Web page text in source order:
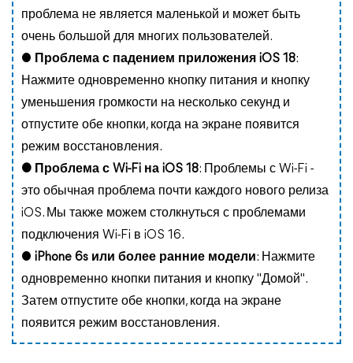
проблема не является маленькой и может быть
очень большой для многих пользователей.
●
Проблема с падением приложения iOS 18:
Нажмите одновременно кнопку питания и кнопку
уменьшения громкости на несколько секунд и
отпустите обе кнопки, когда на экране появится
режим восстановления.
● Проблема с Wi-Fi на iOS 18: Проблемы с Wi-Fi -
это обычная проблема почти каждого нового релиза
iOS. Мы также можем столкнуться с проблемами
подключения Wi-Fi в iOS 16.
● iPhone 6s или более ранние модели: Нажмите
одновременно кнопки питания и кнопку "Домой".
Затем отпустите обе кнопки, когда на экране
появится режим восстановления.